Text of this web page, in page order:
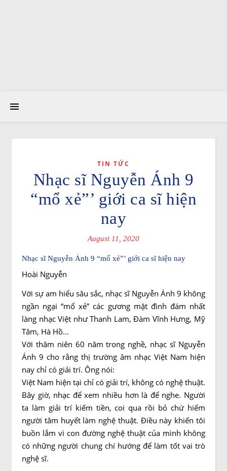
TIN TỨC
Nhạc sĩ Nguyễn Ánh 9
“mổ xẻ”’ giới ca sĩ hiện
nay
August 11, 2020
Nhạc sĩ Nguyễn Ánh 9 “mổ xẻ”’ giới ca sĩ hiện nay
Hoài Nguyễn
Với sự am hiểu sâu sắc, nhạc sĩ Nguyễn Ánh 9 không
ngần ngại “mổ xẻ” các gương mặt đình đám nhất
làng nhạc Việt như Thanh Lam, Đàm Vĩnh Hưng, Mỹ
Tâm, Hà Hồ…
Với thâm niên 60 năm trong nghề, nhạc sĩ Nguyễn
Ánh 9 cho rằng thị trường âm nhạc Việt Nam hiện
nay chỉ có giải trí. Ông nói:
Việt Nam hiện tại chỉ có giải trí, không có nghệ thuật.
Bây giờ, nhạc để xem nhiều hơn là để nghe. Người
ta làm giải trí kiếm tiền, coi qua rồi bỏ chứ hiếm
người tâm huyết làm nghệ thuật. Điều này khiến tôi
buồn lắm vì con đường nghệ thuật của mình không
có những người chung chí hướng để làm tốt vai trò
nghệ sĩ.